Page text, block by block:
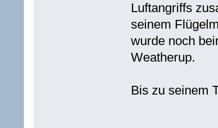
Luftangriffs
seinem
wurde noch
Weatherup.
Bis zu seinem